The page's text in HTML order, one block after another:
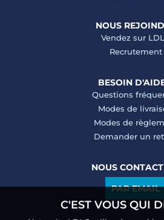
NOUS
Vendez sur
Recrutement
BESOIN
Questions
Modes de
Modes de
Demander un
NOUS
PAR EMAIL
C'EST VOUS QUI